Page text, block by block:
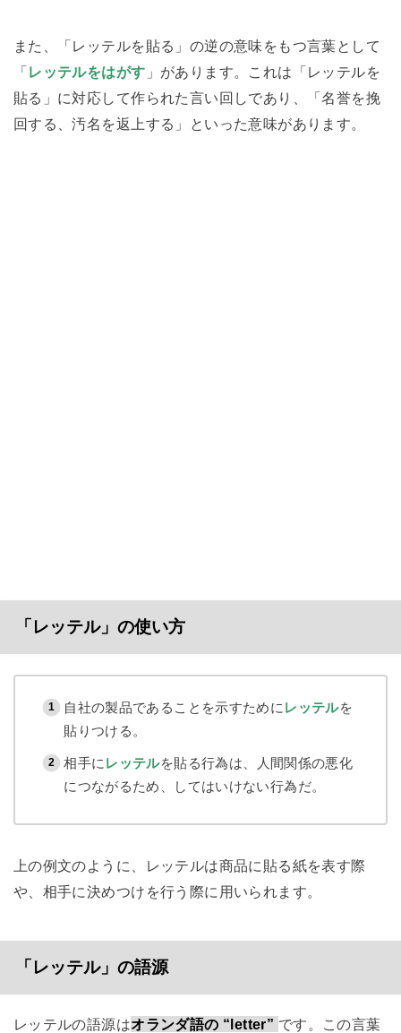
また、「レッテルを貼る」の逆の意味をもつ言葉として
「レッテルをはがす 」があります。これは「レッテルを
貼る」に対応して作られた言い回しであり、「名誉を挽
回する、汚名を返上する」といった意味があります。
「レッテル」の使い方
自社の製品であることを示すためにレッテルを
貼りつける。
相手にレッテルを貼る行為は、人間関係の悪化
につながるため、してはいけない行為だ。
上の例文のように、レッテルは商品に貼る紙を表す際
や、相手に決めつけを行う際に用いられます。
「レッテル」の語源
レッテルの語源はオランダ語の “letter” です。この言葉